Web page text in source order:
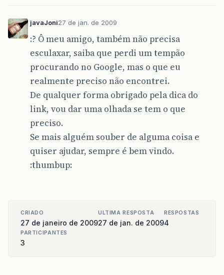
javaJoni27 de jan. de 2009
:? Ô meu amigo, também não precisa
esculaxar, saiba que perdi um tempão
procurando no Google, mas o que eu
realmente preciso não encontrei.
De qualquer forma obrigado pela dica do
link, vou dar uma olhada se tem o que
preciso.
Se mais alguém souber de alguma coisa e
quiser ajudar, sempre é bem vindo.
:thumbup:
CRIADO
27 de janeiro de 2009
ULTIMA RESPOSTA
27 de jan. de 2009
RESPOSTAS
4
PARTICIPANTES
3